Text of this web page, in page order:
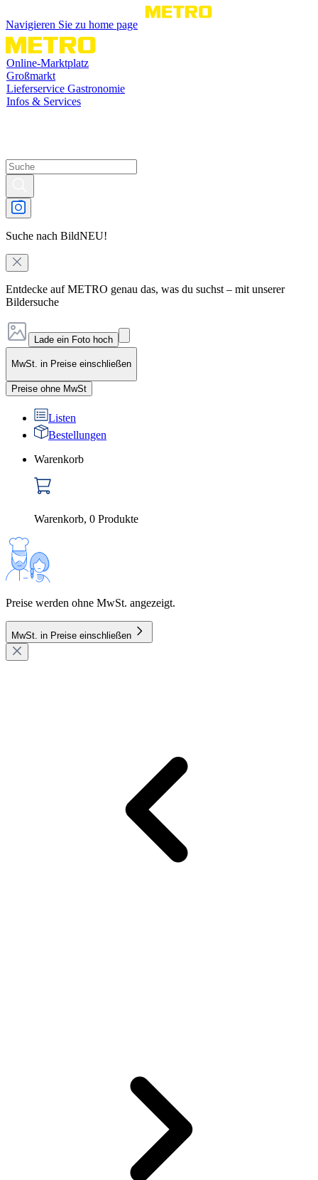
Navigieren Sie zu home page
Online-Marktplatz
Großmarkt
Lieferservice Gastronomie
Infos & Services
Suche nach BildNEU!
Entdecke auf METRO genau das, was du suchst – mit unserer
Bildersuche
Lade ein Foto hoch
MwSt. in Preise einschließen
Preise ohne MwSt
Listen
Bestellungen
Warenkorb
Warenkorb, 0 Produkte
Preise werden ohne MwSt. angezeigt.
MwSt. in Preise einschließen